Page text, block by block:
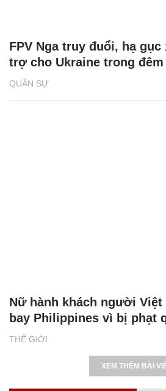
QUÂN SỰ
FPV Nga truy đuổi, hạ gục
trợ cho Ukraine trong đêm
THẾ GIỚI
Nữ hành khách người Việt
bay Philippines vì bị phạt
XEM THÊM BÀI